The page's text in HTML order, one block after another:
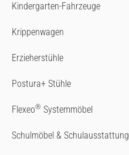
Kindergarten-Fahrzeuge
Krippenwagen
Erzieherstühle
Postura+ Stühle
Flexeo® Systemmöbel
Schulmöbel & Schulausstattung